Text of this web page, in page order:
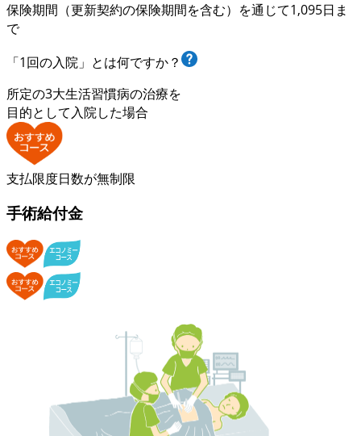
保険期間（更新契約の保険期間を含む）を通じて1,095日ま
で
「1回の入院」とは何ですか？
所定の3大生活習慣病の治療を
目的として入院した場合
支払限度日数が無制限
手術給付金